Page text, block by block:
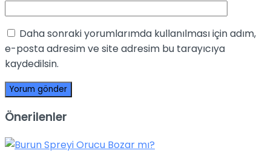
Daha sonraki yorumlarımda kullanılması için adım,
e-posta adresim ve site adresim bu tarayıcıya
kaydedilsin.
Önerilenler